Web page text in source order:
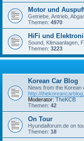
Motor und
Getriebe, Antrieb,
Themen: 4970
HiFi und
Sound, Klimaanlagen,
Themen: 3223
Korean Car Blog
News from the Korean
http://
Moderator: TheKCB
Themen: 42
On Tour
Hyundaiforum.de on
Themen: 18